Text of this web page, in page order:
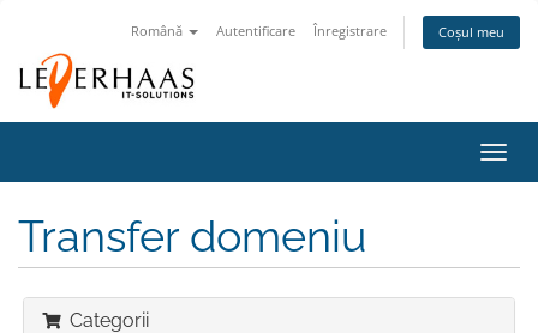
Română Autentificare Înregistrare Coșul meu
Transfer domeniu
Categorii